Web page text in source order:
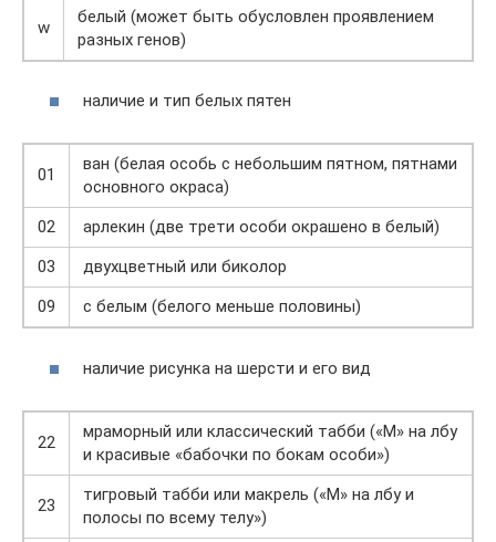
w
белый (может быть обусловлен проявлением
разных генов)
наличие и тип белых пятен
01
ван (белая особь с небольшим пятном, пятнами
основного окраса)
02
арлекин (две трети особи окрашено в белый)
03
двухцветный или биколор
09
с белым (белого меньше половины)
наличие рисунка на шерсти и его вид
22
мраморный или классический табби («М» на лбу
и красивые «бабочки по бокам особи»)
23
тигровый табби или макрель («М» на лбу и
полосы по всему телу»)